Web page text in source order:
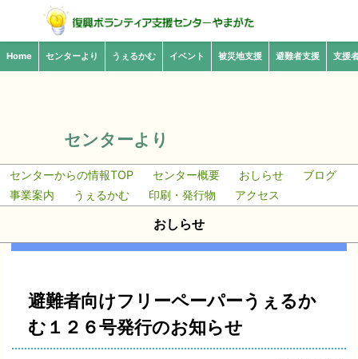
Home センターより うぇるかむ イベント 被災地支援 避難者支援 支援
センターより
センターからの情報TOP センター概要 おしらせ
ブログ
事業案内
うぇるかむ 印刷・発行物 アクセス
おしらせ
避難者向けフリーペーパーうぇるか
む１２６号発行のお知らせ